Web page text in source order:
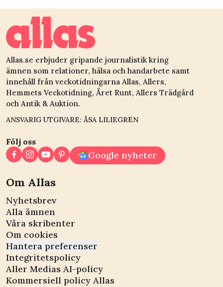
Allas.se erbjuder gripande journalistik kring
ämnen som relationer, hälsa och handarbete samt
innehåll från veckotidningarna Allas, Allers,
Hemmets Veckotidning, Året Runt, Allers Trädgård
och Antik & Auktion.
ANSVARIG UTGIVARE: ÅSA LILIEGREN
Följ oss
Google nyheter
Om Allas
Nyhetsbrev
Alla ämnen
Våra skribenter
Om cookies
Hantera preferenser
Integritetspolicy
Aller Medias AI-policy
Kommersiell policy Allas